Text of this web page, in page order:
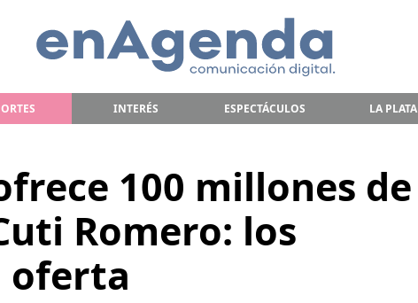
INTERÉS ESPECTÁCULOS LA PLATA
100 millones de
Romero: los
oferta